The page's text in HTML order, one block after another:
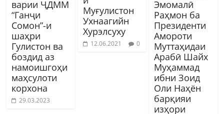
варии ҶДММ
“Ганҷи
Сомон”-и
шаҳри
Гулистон ва
боздид аз
намоишгоҳи
маҳсулоти
корхона
29.03.2023
Муғулистон
Ухнаагийн
Хурэлсуху
12.06.2021 0
Эмомалӣ
Раҳмон ба
Президенти
Амороти
Муттаҳидаи
Арабӣ Шайх
Муҳаммад
ибни Зоид
Оли Наҳён
барқияи
изҳори